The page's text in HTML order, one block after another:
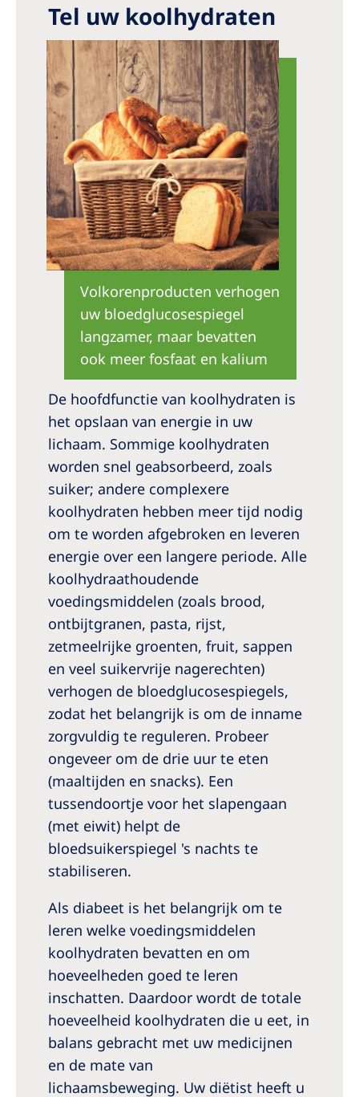
Tel uw koolhydraten
Volkorenproducten verhogen
uw bloedglucosespiegel
langzamer, maar bevatten
ook meer fosfaat en kalium
De hoofdfunctie van koolhydraten is
het opslaan van energie in uw
lichaam. Sommige koolhydraten
worden snel geabsorbeerd, zoals
suiker; andere complexere
koolhydraten hebben meer tijd nodig
om te worden afgebroken en leveren
energie over een langere periode. Alle
koolhydraathoudende
voedingsmiddelen (zoals brood,
ontbijtgranen, pasta, rijst,
zetmeelrijke groenten, fruit, sappen
en veel suikervrije nagerechten)
verhogen de bloedglucosespiegels,
zodat het belangrijk is om de inname
zorgvuldig te reguleren. Probeer
ongeveer om de drie uur te eten
(maaltijden en snacks). Een
tussendoortje voor het slapengaan
(met eiwit) helpt de
bloedsuikerspiegel 's nachts te
stabiliseren.
Als diabeet is het belangrijk om te
leren welke voedingsmiddelen
koolhydraten bevatten en om
hoeveelheden goed te leren
inschatten. Daardoor wordt de totale
hoeveelheid koolhydraten die u eet, in
balans gebracht met uw medicijnen
en de mate van
lichaamsbeweging. Uw diëtist heeft u